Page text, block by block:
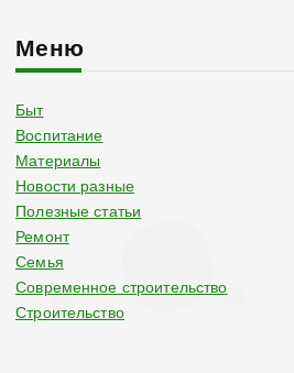
Меню
Быт
Воспитание
Материалы
Новости разные
Полезные статьи
Ремонт
Семья
Современное строительство
Строительство